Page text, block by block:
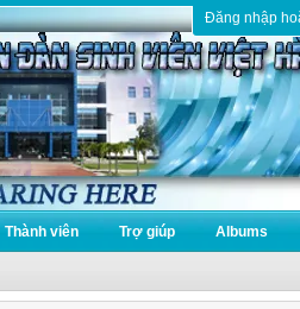
Đăng nhập
Thành viên Trợ giúp Albums